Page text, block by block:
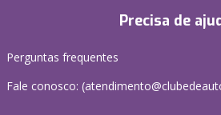
Precisa de
Perguntas frequentes
Fale conosco: (